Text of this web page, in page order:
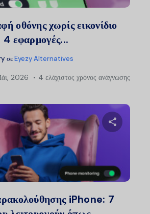
οθόνης χωρίς εικονίδιο
εφαρμογές...
σεEyezy Alternatives
2026 4 ελάχιστος χρόνος ανάγνωσης
iPhone: 7